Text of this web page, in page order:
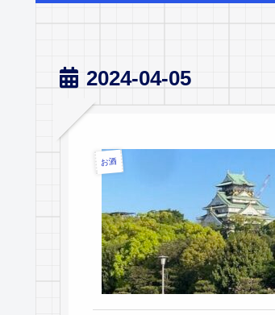
2024-04-05
お酒